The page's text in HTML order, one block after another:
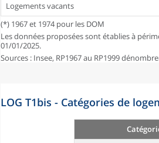
Logements vacants
(*) 1967 et 1974 pour les DOM
Les données proposées sont établies à
01/01/2025.
Sources : Insee, RP1967 au RP1999
LOG T1bis - Catégories de